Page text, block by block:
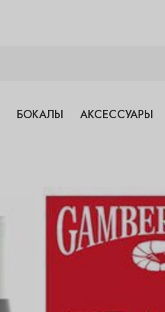
БОКАЛЫ АКСЕССУАРЫ